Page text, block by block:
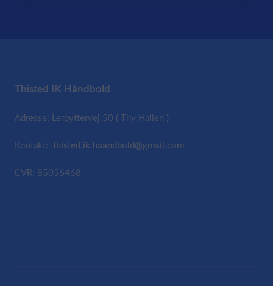
Thisted IK Håndbold
Adresse: Lerpyttervej 50 ( Thy Hallen )
Kontakt: thisted.ik.haandbold@gmail.com
CVR: 85056468